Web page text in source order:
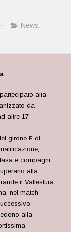
News,
alla
da
altre 17
girone F di
e compagni
alla
il Vallestura
nel match
alla